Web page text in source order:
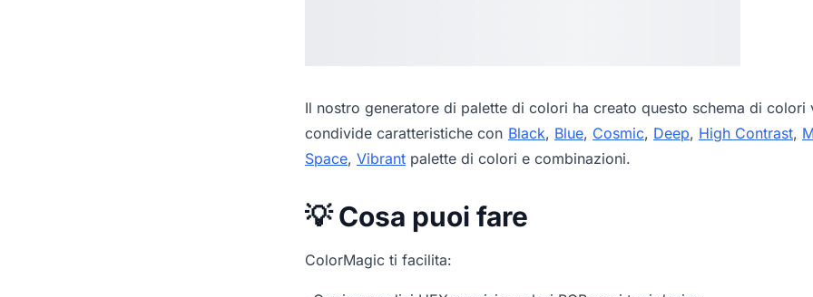
Il nostro generatore di palette di colori ha creato questo schema di colori
condivide caratteristiche con Black, Blue, Cosmic, Deep, High Contrast,
Space, Vibrant palette di colori e combinazioni.
💡 Cosa puoi fare
ColorMagic ti facilita: